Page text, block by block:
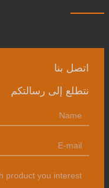
اتصل بنا
نتطلع إلى رسالتكم